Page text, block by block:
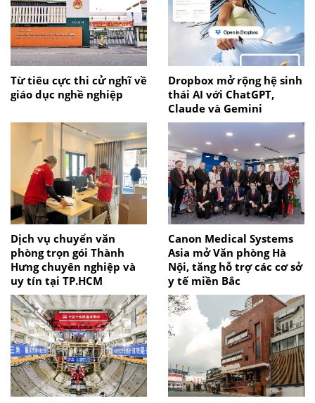
Từ tiêu cực thi cử nghĩ về
giáo dục nghề nghiệp
Dropbox mở rộng hệ sinh
thái AI với ChatGPT,
Claude và Gemini
Dịch vụ chuyển văn
phòng trọn gói Thành
Hưng chuyên nghiệp và
uy tín tại TP.HCM
Canon Medical Systems
Asia mở Văn phòng Hà
Nội, tăng hỗ trợ các cơ sở
y tế miền Bắc